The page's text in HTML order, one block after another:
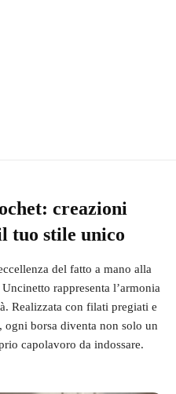
creazioni
tuo stile unico
del fatto a mano alla
rappresenta l’armonia
Realizzata con filati pregiati e
ogni borsa diventa non solo un
capolavoro da indossare.